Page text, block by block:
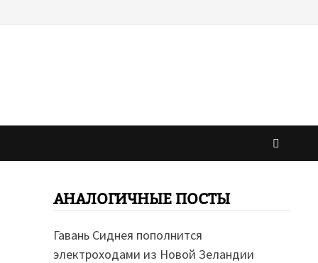
АНАЛОГИЧНЫЕ ПОСТЫ
Гавань Сиднея пополнится
электроходами из Новой Зеландии